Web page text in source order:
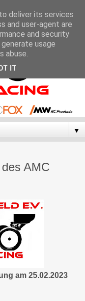
▼
AMC
am 25.02.2023
deliver its services
and user-agent are
and security
usage
abuse.
IT